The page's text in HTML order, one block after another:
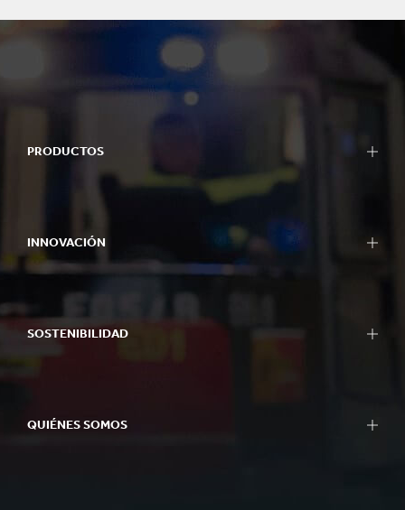
PRODUCTOS
Exhibidores
Maquinaria de Empaque
Papel y Cartón
INNOVACIÓN
Nuestro Enfoque de Innovación
Áreas de I+D
Casos de Éxito
SOSTENIBILIDAD
QUIÉNES SOMOS